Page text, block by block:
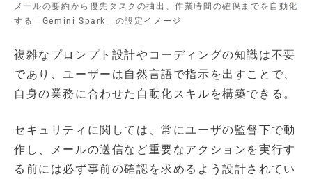
メールの要約から優先タスクの抽出、作業時間の確保までを自動化
する「Gemini Spark」の設定イメージ
複雑なプロンプト設計やコーディングの知識は不要
であり、ユーザーは自然言語で指示を出すことで、
自身の業務に合わせた自動化スキルを構築できる。
セキュリティに関しては、常にユーザの監督下で動
作し、メールの送信など重要なアクションを実行す
る前には必ず事前の確認を求めるよう設計されてい